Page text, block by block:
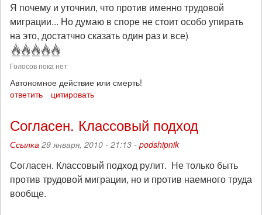
Я почему и уточнил, что против именно трудовой
миграции... Но думаю в споре не стоит особо упирать
на это, достатчно сказать один раз и все)
Голосов пока нет
Автономное действие или смерть!
ответить
цитировать
Согласен. Классовый подход
Ссылка 29 января, 2010 - 21:13 - podshipnik
Согласен. Классовый подход рулит. Не только быть
против трудовой миграции, но и против наемного труда
вообще.